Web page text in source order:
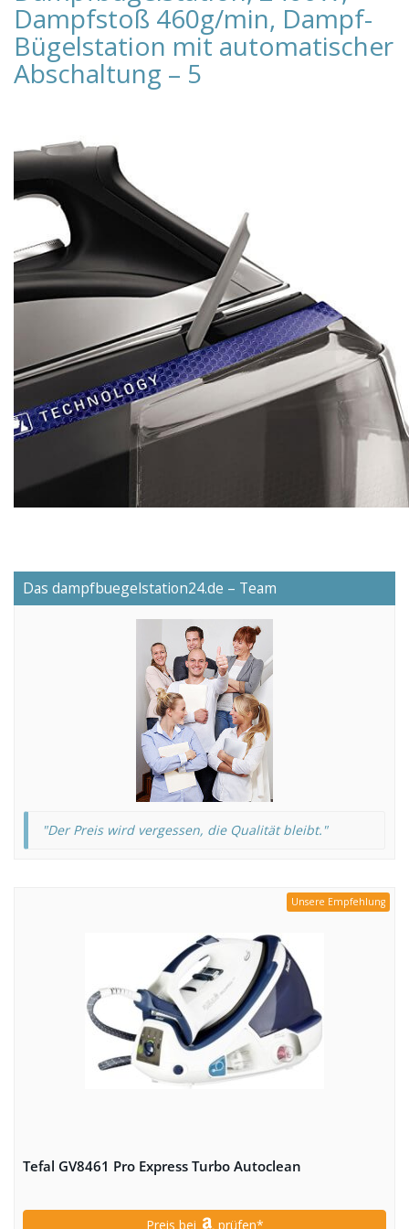
Dampfstoß 460g/min, Dampf-
Bügelstation mit automatischer
Abschaltung – 5
Das dampfbuegelstation24.de – Team
"Der Preis wird vergessen, die Qualität bleibt."
Unsere Empfehlung
Tefal GV8461 Pro Express Turbo Autoclean
Preis bei prüfen*